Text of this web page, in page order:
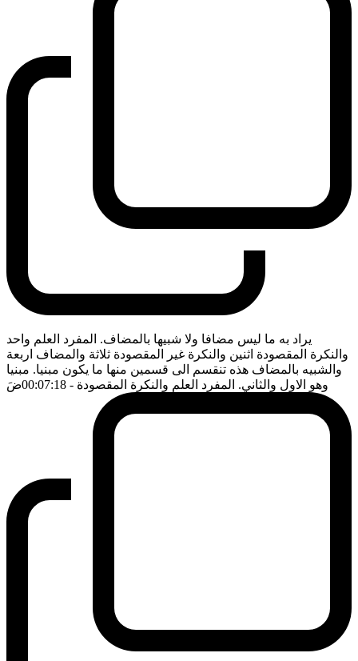
يراد به ما ليس مضافا ولا شبيها بالمضاف. المفرد العلم واحد
والنكرة المقصودة اثنين والنكرة غير المقصودة ثلاثة والمضاف اربعة
والشبيه بالمضاف هذه تنقسم الى قسمين منها ما يكون مبنيا. مبنيا
وهو الاول والثاني. المفرد العلم والنكرة المقصودة - 00:07:18 ضَ